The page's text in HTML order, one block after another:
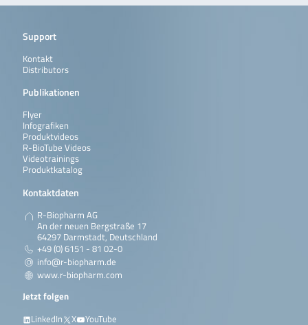
Support
Kontakt
Distributors
Publikationen
Flyer
Infografiken
Produktvideos
R-BioTube Videos
Videotrainings
Produktkatalog
Kontaktdaten
R-Biopharm AG
An der neuen Bergstraße 17
64297 Darmstadt, Deutschland
+49 (0) 6151 - 81 02-0
info@r-biopharm.de
www.r-biopharm.com
Jetzt folgen
LinkedIn
X YouTube